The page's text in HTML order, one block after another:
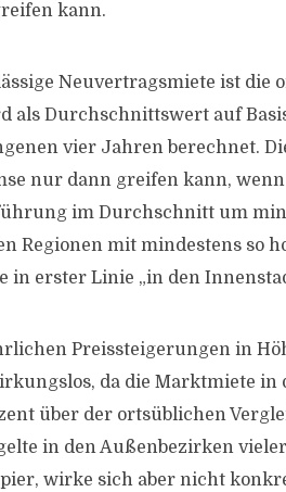
kann.
Neuvertragsmiete ist die
als Durchschnittswert auf
vier Jahren berechnet.
nur dann greifen kann,
im Durchschnitt um
Regionen mit mindestens so
in erster Linie „in den
Preissteigerungen in
da die Marktmiete
über der ortsüblichen
in den Außenbezirken
wirke sich aber nicht